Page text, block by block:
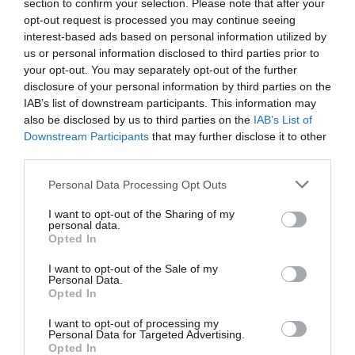
section to confirm your selection. Please note that after your
opt-out request is processed you may continue seeing
interest-based ads based on personal information utilized by
us or personal information disclosed to third parties prior to
your opt-out. You may separately opt-out of the further
disclosure of your personal information by third parties on the
IAB’s list of downstream participants. This information may
also be disclosed by us to third parties on the IAB’s List of
Downstream Participants that may further disclose it to other
Personal Data Processing Opt Outs
I want to opt-out of the Sharing of my
personal data.
Opted In
I want to opt-out of the Sale of my
Personal Data.
Opted In
I want to opt-out of processing my
Personal Data for Targeted Advertising.
Opted In
περιποίησης» στον στρατό, με τακαψώνιανα είναι σε
ημερήσια διάταξη. Σε ένα από αυτά τον έκλεισαν σε έναν
σταύλοκαι εκεί συνέβη το περιστατικό με το άλογο
που του στέρησε οριστικά και αμετάκλητα την
πατρότητα.